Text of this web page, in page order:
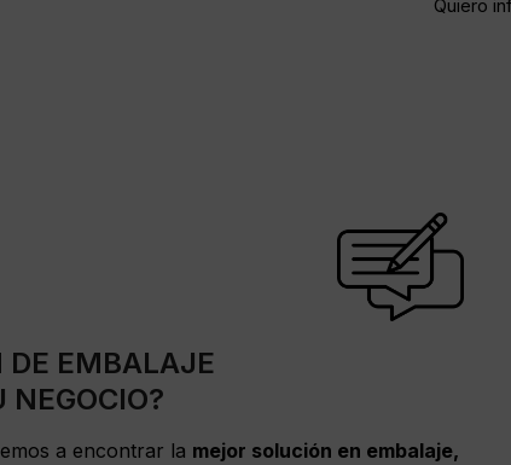
Quiero
DE EMBALAJE
NEGOCIO?
a encontrar la mejor solución en embalaje,